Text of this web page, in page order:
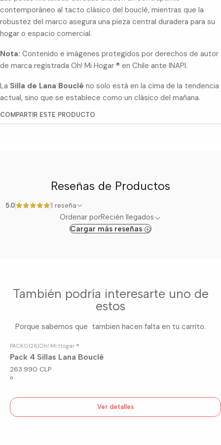
contemporáneo al tacto clásico del bouclé, mientras que la
robustez del marco asegura una pieza central duradera para su
hogar o espacio comercial.
Nota: Contenido e imágenes protegidos por derechos de autor
de marca registrada Oh! Mi Hogar ® en Chile ante INAPI.
La Silla de Lana Bouclé no solo está en la cima de la tendencia
actual, sino que se establece como un clásico del mañana.
COMPARTIR ESTE PRODUCTO
Reseñas de Productos
5.0 1 reseña
Ordenar porRecién llegados
Cargar más reseñas
También podría interesarte uno de
estos
Porque sabemos que tambien hacen falta en tu carrito.
Agotado
PACK0126|Oh! Mi Hogar ®
Pack 4 Sillas Lana Bouclé
263.990 CLP
Ver detalles